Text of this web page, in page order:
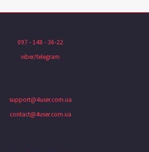
097 - 148 - 36-22
viber/telegram
support@4user.com.ua
contact@4user.com.ua